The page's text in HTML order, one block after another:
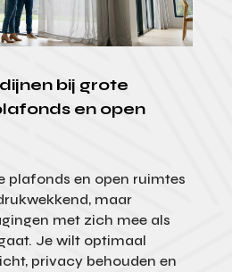
bij grote
en open
plafonds en open ruimtes
maar
met zich mee als
Je wilt optimaal
privacy behouden en